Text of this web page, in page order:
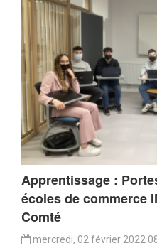
Apprentissage :
écoles de commerce
Comté
mercredi, 02 février 2022